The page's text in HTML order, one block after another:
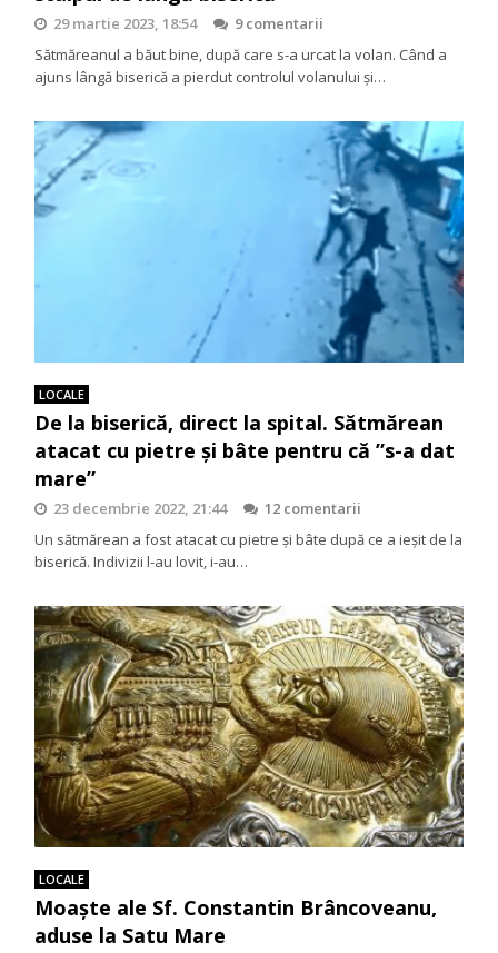
29 martie 2023, 18:54
9 comentarii
Sătmăreanul a băut bine, după care s-a urcat la volan. Când a
ajuns lângă biserică a pierdut controlul volanului și…
LOCALE
De la biserică, direct la spital. Sătmărean
atacat cu pietre și bâte pentru că ”s-a dat
mare”
23 decembrie 2022, 21:44
12 comentarii
Un sătmărean a fost atacat cu pietre și bâte după ce a ieșit de la
biserică. Indivizii l-au lovit, i-au…
LOCALE
Moaşte ale Sf. Constantin Brâncoveanu,
aduse la Satu Mare